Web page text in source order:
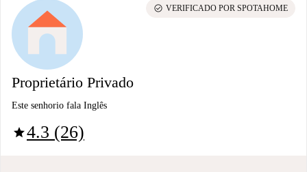
Proprietário Privado
Este senhorio fala Inglês
star4.3 (26)
check_circle VERIFICADO POR SPOTAHOME